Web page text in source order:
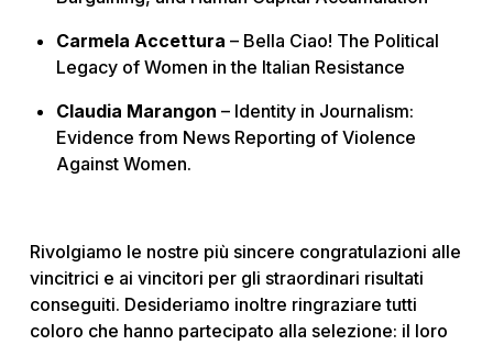
Carmela Accettura – Bella Ciao! The Political
Legacy of Women in the Italian Resistance
Claudia Marangon – Identity in Journalism:
Evidence from News Reporting of Violence
Against Women.
Rivolgiamo le nostre più sincere congratulazioni alle
vincitrici e ai vincitori per gli straordinari risultati
conseguiti. Desideriamo inoltre ringraziare tutti
coloro che hanno partecipato alla selezione: il loro